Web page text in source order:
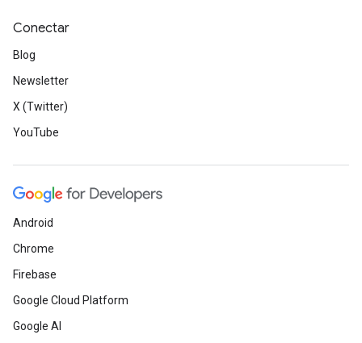
Conectar
Blog
Newsletter
X (Twitter)
YouTube
Android
Chrome
Firebase
Google Cloud Platform
Google AI